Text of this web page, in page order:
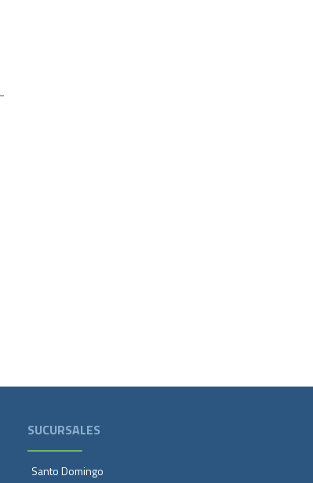
SUCURSALES
Santo Domingo